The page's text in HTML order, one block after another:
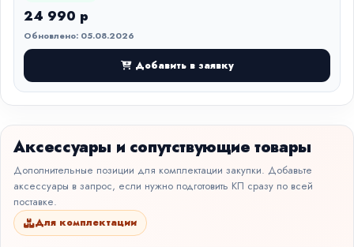
24 990 р
Обновлено: 05.08.2026
Добавить в заявку
Аксессуары и сопутствующие товары
Дополнительные позиции для комплектации закупки. Добавьте
аксессуары в запрос, если нужно подготовить КП сразу по всей
поставке.
Для комплектации